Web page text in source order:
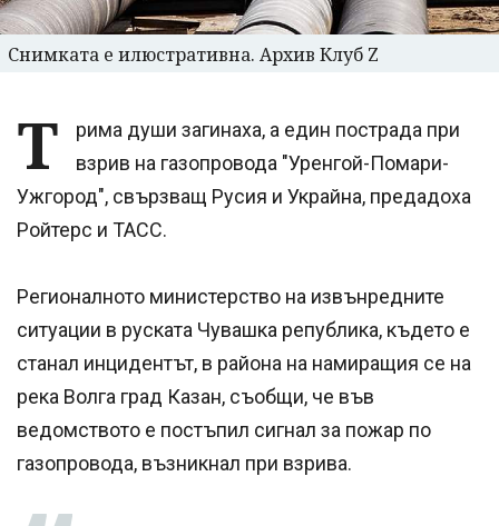
Снимката е илюстративна. Архив Клуб Z
Т
рима души загинаха, а един пострада при
взрив на газопровода "Уренгой-Помари-
Ужгород", свързващ Русия и Украйна, предадоха
Ройтерс и ТАСС.
Регионалното министерство на извънредните
ситуации в руската Чувашка република, където е
станал инцидентът, в района на намиращия се на
река Волга град Казан, съобщи, че във
ведомството е постъпил сигнал за пожар по
газопровода, възникнал при взрива.